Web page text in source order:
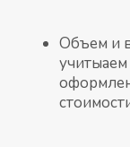
Объем и